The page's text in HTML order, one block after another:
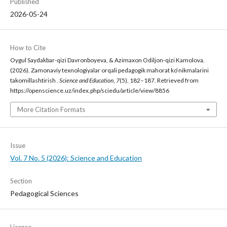
2026-05-24
How to Cite
Oygul Saydakbar-qizi Davronboyeva, & Azimaxon Odiljon-qizi Kamolova.
(2026). Zamonaviy texnologiyalar orqali pedagogik mahorat ko‘nikmalarini
takomillashtirish . Science and Education, 7(5), 182–187. Retrieved from
https://openscience.uz/index.php/sciedu/article/view/8856
More Citation Formats
Issue
Vol. 7 No. 5 (2026): Science and Education
Section
Pedagogical Sciences